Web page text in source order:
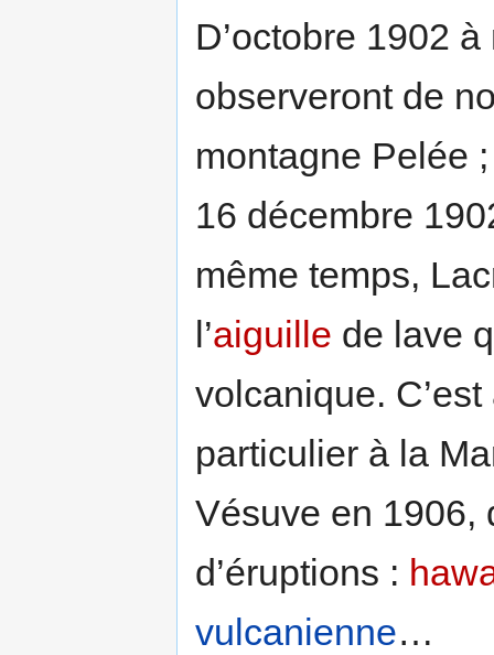
D’octobre 1902
observeront de
montagne Pelée
16 décembre
même temps,
l’aiguille de lave
volcanique.
particulier à la
Vésuve en 1906,
d’éruptions :
vulcanienne…